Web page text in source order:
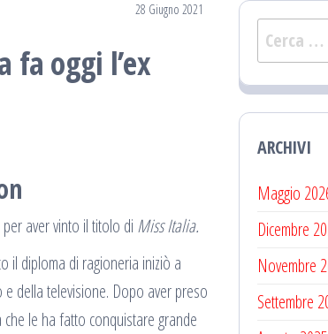
28 Giugno 2021
fa oggi l’ex
aver vinto il titolo di Miss Italia.
il diploma di ragioneria iniziò a
della televisione. Dopo aver preso
le ha fatto conquistare grande
Ricerca
per:
ARCHIVI
Maggio
Dicembre
Novembre
Settembre